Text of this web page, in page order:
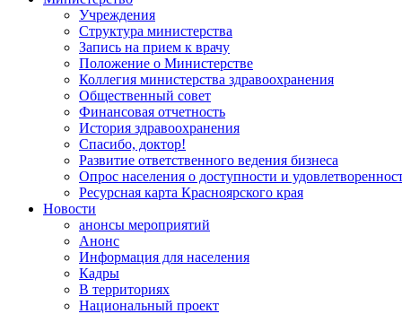
Учреждения
Структура министерства
Запись на прием к врачу
Положение о Министерстве
Коллегия министерства здравоохранения
Общественный совет
Финансовая отчетность
История здравоохранения
Спасибо, доктор!
Развитие ответственного ведения бизнеса
Опрос населения о доступности и
Ресурсная карта Красноярского края
Новости
анонсы мероприятий
Анонс
Информация для населения
Кадры
В территориях
Национальный проект